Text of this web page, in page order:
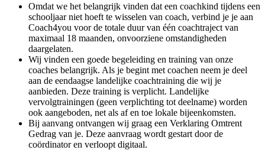
Omdat we het belangrijk vinden dat een coachkind tijdens een
schooljaar niet hoeft te wisselen van coach, verbind je je aan
Coach4you voor de totale duur van één coachtraject van
maximaal 18 maanden, onvoorziene omstandigheden
daargelaten.
Wij vinden een goede begeleiding en training van onze
coaches belangrijk. Als je begint met coachen neem je deel
aan de eendaagse landelijke coachtraining die wij je
aanbieden. Deze training is verplicht. Landelijke
vervolgtrainingen (geen verplichting tot deelname) worden
ook aangeboden, net als af en toe lokale bijeenkomsten.
Bij aanvang ontvangen wij graag een Verklaring Omtrent
Gedrag van je. Deze aanvraag wordt gestart door de
coördinator en verloopt digitaal.